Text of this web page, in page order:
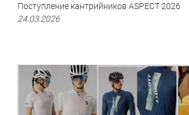
Поступление кантрийников ASPECT 2026
24.03.2026